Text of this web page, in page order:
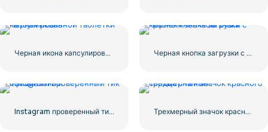
Черная икона капсулированной таблетки Черная кнопка загрузки с красным значком знака
Instagram проверенный тик официальный Трехмерный значок красного сердца с тенью